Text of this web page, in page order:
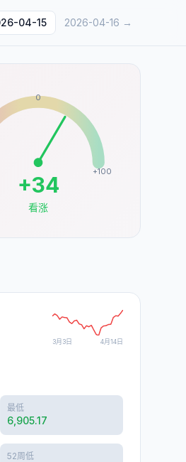
04-15 2026-04-16 →
0
+100
+34
看涨
3月3日 4月14日
最低
6,905.17
52周低